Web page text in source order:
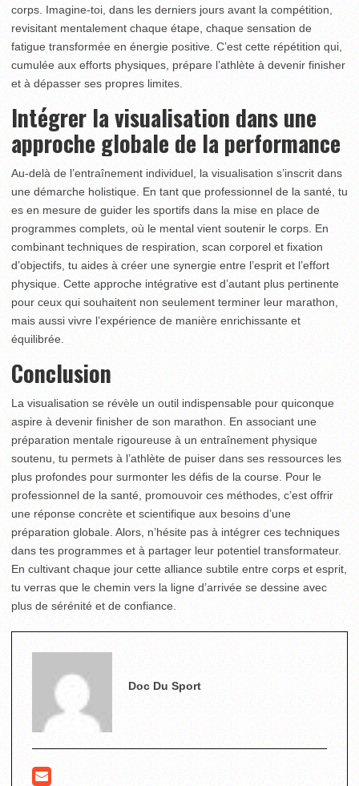
corps. Imagine-toi, dans les derniers jours avant la compétition,
revisitant mentalement chaque étape, chaque sensation de
fatigue transformée en énergie positive. C’est cette répétition qui,
cumulée aux efforts physiques, prépare l’athlète à devenir finisher
et à dépasser ses propres limites.
Intégrer la visualisation dans une
approche globale de la performance
Au-delà de l’entraînement individuel, la visualisation s’inscrit dans
une démarche holistique. En tant que professionnel de la santé, tu
es en mesure de guider les sportifs dans la mise en place de
programmes complets, où le mental vient soutenir le corps. En
combinant techniques de respiration, scan corporel et fixation
d’objectifs, tu aides à créer une synergie entre l’esprit et l’effort
physique. Cette approche intégrative est d’autant plus pertinente
pour ceux qui souhaitent non seulement terminer leur marathon,
mais aussi vivre l’expérience de manière enrichissante et
équilibrée.
Conclusion
La visualisation se révèle un outil indispensable pour quiconque
aspire à devenir finisher de son marathon. En associant une
préparation mentale rigoureuse à un entraînement physique
soutenu, tu permets à l’athlète de puiser dans ses ressources les
plus profondes pour surmonter les défis de la course. Pour le
professionnel de la santé, promouvoir ces méthodes, c’est offrir
une réponse concrète et scientifique aux besoins d’une
préparation globale. Alors, n’hésite pas à intégrer ces techniques
dans tes programmes et à partager leur potentiel transformateur.
En cultivant chaque jour cette alliance subtile entre corps et esprit,
tu verras que le chemin vers la ligne d’arrivée se dessine avec
plus de sérénité et de confiance.
Doc Du Sport